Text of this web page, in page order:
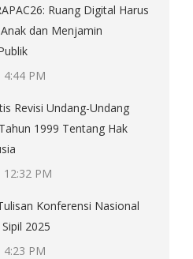
Ruang Digital Harus
dan Menjamin
PM
Revisi Undang-Undang
1999 Tentang Hak
PM
Konferensi Nasional
2025
PM